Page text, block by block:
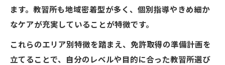
ます。教習所も地域密着型が多く、個別指導やきめ細か
なケアが充実していることが特徴です。
これらのエリア別特徴を踏まえ、免許取得の準備計画を
立てることで、自分のレベルや目的に合った教習所選び